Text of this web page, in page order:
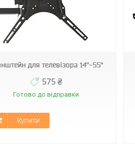
для телевізора 14"-55"
575 ₴
Готово до відправки
Купити
EL-305E (14"-55")